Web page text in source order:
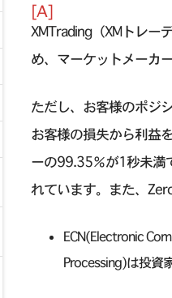
[A]
XMTrading（XMトレー
め、マーケットメーカ
ただし、お客様のポジ
お客様の損失から利益
ーの99.35％が1秒未満
れています。また、
ECN(Electronic
Processing)は投資